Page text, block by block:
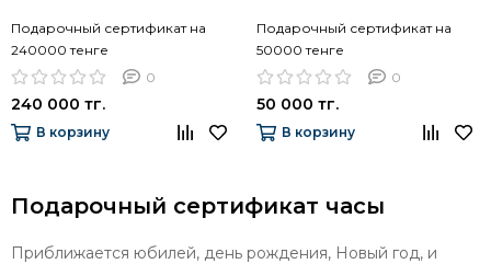
Подарочный сертификат на
240000 тенге
0
240 000 тг.
В корзину
Подарочный сертификат на
50000 тенге
0
50 000 тг.
В корзину
Подарочный сертификат часы
Приближается юбилей, день рождения, Новый год, и